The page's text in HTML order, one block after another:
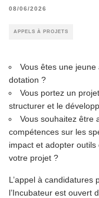
08/06/2026
APPELS À PROJETS
Vous êtes une
dotation ?
Vous portez un
structurer et le
Vous souhaitez être
compétences sur les
impact et adopter
votre projet ?
L’appel à candidatures
l’Incubateur est ouvert